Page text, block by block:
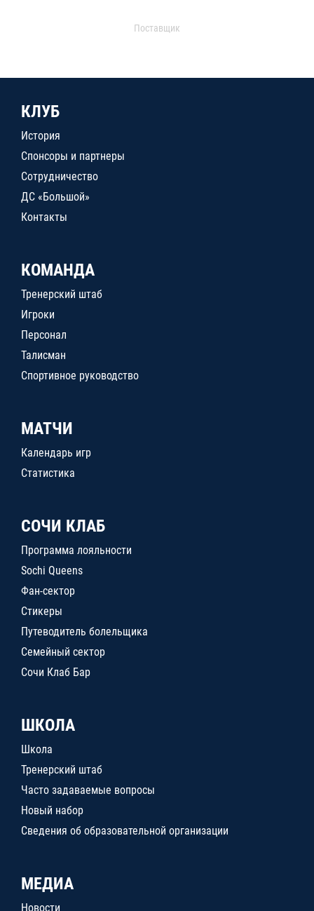
Поставщик
КЛУБ
История
Спонсоры и партнеры
Сотрудничество
ДС «Большой»
Контакты
КОМАНДА
Тренерский штаб
Игроки
Персонал
Талисман
Спортивное руководство
МАТЧИ
Календарь игр
Статистика
СОЧИ КЛАБ
Программа лояльности
Sochi Queens
Фан-сектор
Стикеры
Путеводитель болельщика
Семейный сектор
Сочи Клаб Бар
ШКОЛА
Школа
Тренерский штаб
Часто задаваемые вопросы
Новый набор
Сведения об образовательной организации
МЕДИА
Новости